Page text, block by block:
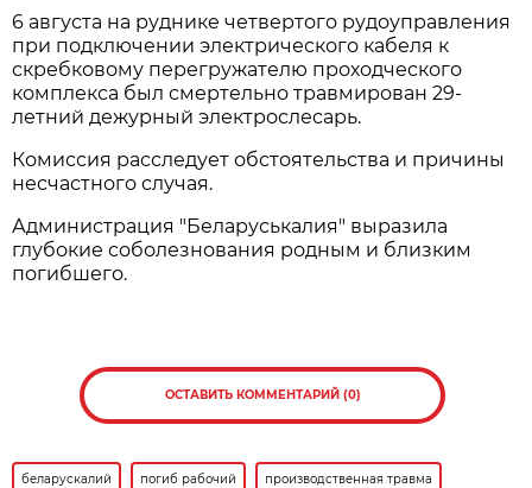
6 августа на руднике четвертого рудоуправления
при подключении электрического кабеля к
скребковому перегружателю проходческого
комплекса был смертельно травмирован 29-
летний дежурный электрослесарь.
Комиссия расследует обстоятельства и причины
несчастного случая.
Администрация "Беларуськалия" выразила
глубокие соболезнования родным и близким
погибшего.
ОСТАВИТЬ КОММЕНТАРИЙ (0)
беларускалий погиб рабочий производственная травма